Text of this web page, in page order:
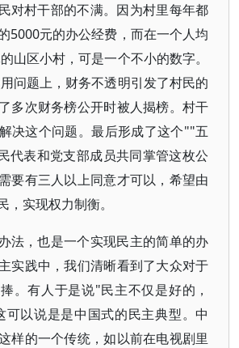
对村干部的不满。因为村里每年都
5000元的办公经费，而在一个人均
山区小村，可是一个不小的数字。
问题上，财务不透明引发了村民的
多次财务榜公开时被人揭榜。村干
决这个问题。最后形成了这个""五
代表和党支部成员共同掌管这枚公
要有三人以上同意才可以，希望由
，实现权力制衡。
法，也是一个实现民主的简单的办
实践中，我们清晰看到了大众对于
。有人于是说"民主不仅是好的，
以说是是中国式的民主典型。中
样的一个传统，如以前在电视剧里